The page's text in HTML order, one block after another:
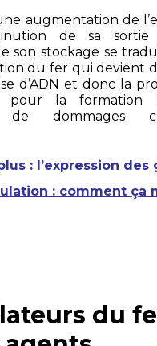
augmentation de
de sa
son stockage se
du fer qui devient
d’ADN et donc la
pour la formation
de dommages
: l’expression des
: comment ça
du